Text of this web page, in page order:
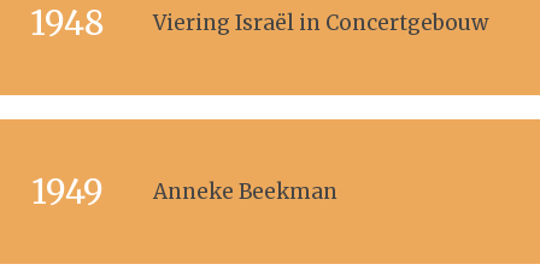
1948 Viering Israël in Concertgebouw
1949 Anneke Beekman